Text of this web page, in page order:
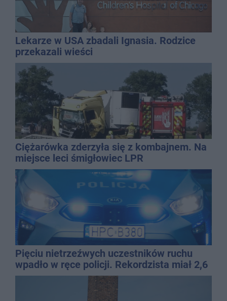
Lekarze w USA zbadali Ignasia. Rodzice
przekazali wieści
Ciężarówka zderzyła się z kombajnem. Na
miejsce leci śmigłowiec LPR
Pięciu nietrzeźwych uczestników ruchu
wpadło w ręce policji. Rekordzista miał 2,6
promila